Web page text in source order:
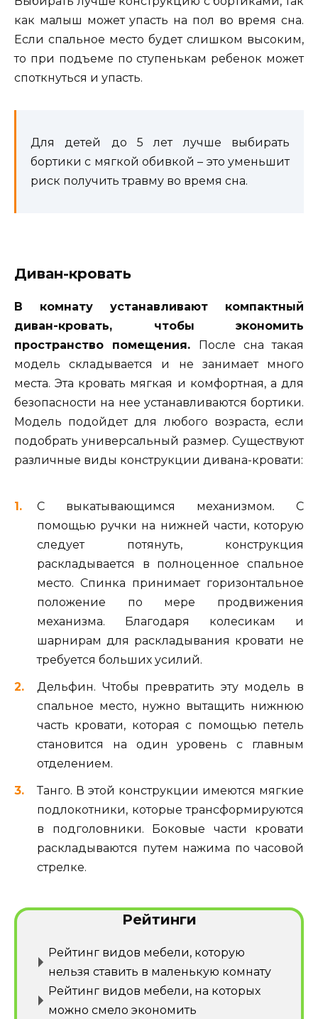
как малыш может упасть на пол во время сна.
Если спальное место будет слишком высоким,
то при подъеме по ступенькам ребенок может
споткнуться и упасть.
Для детей до 5 лет лучше выбирать
бортики с мягкой обивкой – это уменьшит
риск получить травму во время сна.
Диван-кровать
В комнату устанавливают компактный
диван-кровать, чтобы экономить
пространство помещения. После сна такая
модель складывается и не занимает много
места. Эта кровать мягкая и комфортная, а для
безопасности на нее устанавливаются бортики.
Модель подойдет для любого возраста, если
подобрать универсальный размер. Существуют
различные виды конструкции дивана-кровати:
С выкатывающимся механизмом. С
помощью ручки на нижней части, которую
следует потянуть, конструкция
раскладывается в полноценное спальное
место. Спинка принимает горизонтальное
положение по мере продвижения
механизма. Благодаря колесикам и
шарнирам для раскладывания кровати не
требуется больших усилий.
Дельфин. Чтобы превратить эту модель в
спальное место, нужно вытащить нижнюю
часть кровати, которая с помощью петель
становится на один уровень с главным
отделением.
Танго. В этой конструкции имеются мягкие
подлокотники, которые трансформируются
в подголовники. Боковые части кровати
раскладываются путем нажима по часовой
стрелке.
Рейтинги
Рейтинг видов мебели, которую
нельзя ставить в маленькую комнату
Рейтинг видов мебели, на которых
можно смело экономить